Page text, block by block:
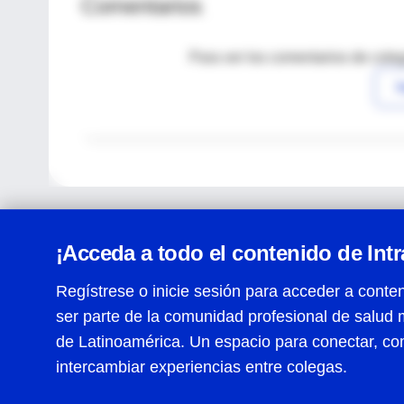
Comentarios
Para ver los comentarios de
¡Acceda a todo el contenido de
Regístrese o inicie sesión para acceder a
ser parte de la comunidad profesional de salud
de Latinoamérica. Un espacio para conectar,
intercambiar experiencias entre colegas.
Centro de Ayuda
Términos y condiciones| Políticas de privacidad